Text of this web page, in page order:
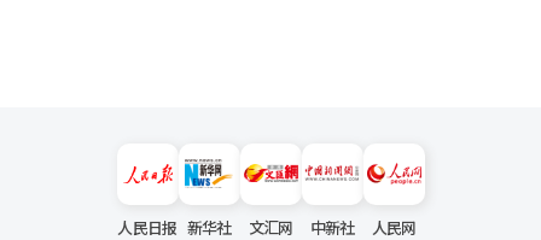
人民日报 新华社 文汇网 中新社 人民网